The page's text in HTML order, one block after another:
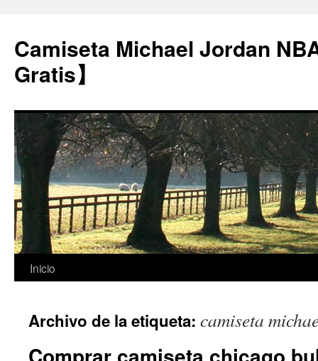
Camiseta Michael Jordan
Gratis】
Saltar
contenido
Inicio
Archivo de la etiqueta: camiseta